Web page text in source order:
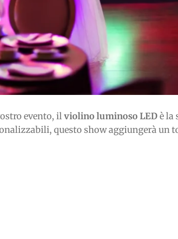
evento, il violino luminoso LED è la
questo show aggiungerà un